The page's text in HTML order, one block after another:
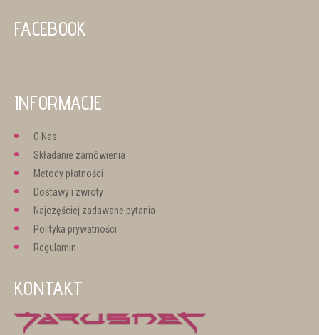
FACEBOOK
INFORMACJE
O Nas
Składanie zamówienia
Metody płatności
Dostawy i zwroty
Najczęściej zadawane pytania
Polityka prywatności
Regulamin
KONTAKT